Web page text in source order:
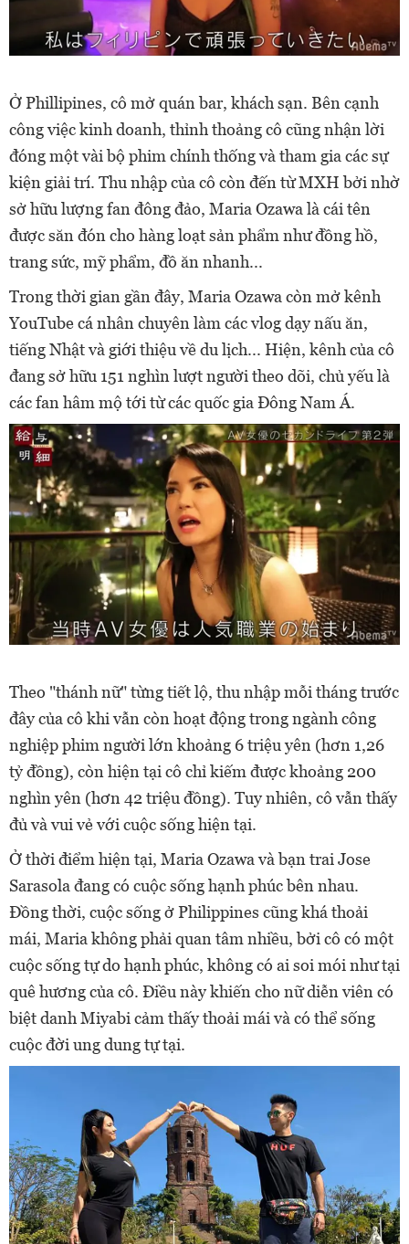
Ở Phillipines, cô mở quán bar, khách sạn. Bên cạnh
công việc kinh doanh, thỉnh thoảng cô cũng nhận lời
đóng một vài bộ phim chính thống và tham gia các sự
kiện giải trí. Thu nhập của cô còn đến từ MXH bởi nhờ
sở hữu lượng fan đông đảo, Maria Ozawa là cái tên
được săn đón cho hàng loạt sản phẩm như đồng hồ,
trang sức, mỹ phẩm, đồ ăn nhanh...
Trong thời gian gần đây, Maria Ozawa còn mở kênh
YouTube cá nhân chuyên làm các vlog dạy nấu ăn,
tiếng Nhật và giới thiệu về du lịch... Hiện, kênh của cô
đang sở hữu 151 nghìn lượt người theo dõi, chủ yếu là
các fan hâm mộ tới từ các quốc gia Đông Nam Á.
Theo "thánh nữ" từng tiết lộ, thu nhập mỗi tháng trước
đây của cô khi vẫn còn hoạt động trong ngành công
nghiệp phim người lớn khoảng 6 triệu yên (hơn 1,26
tỷ đồng), còn hiện tại cô chỉ kiếm được khoảng 200
nghìn yên (hơn 42 triệu đồng). Tuy nhiên, cô vẫn thấy
đủ và vui vẻ với cuộc sống hiện tại.
Ở thời điểm hiện tại, Maria Ozawa và bạn trai Jose
Sarasola đang có cuộc sống hạnh phúc bên nhau.
Đồng thời, cuộc sống ở Philippines cũng khá thoải
mái, Maria không phải quan tâm nhiều, bởi cô có một
cuộc sống tự do hạnh phúc, không có ai soi mói như tại
quê hương của cô. Điều này khiến cho nữ diễn viên có
biệt danh Miyabi cảm thấy thoải mái và có thể sống
cuộc đời ung dung tự tại.